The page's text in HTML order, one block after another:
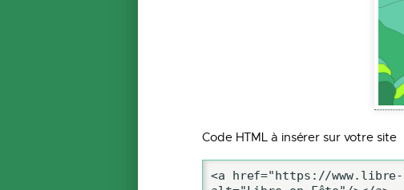
Code HTML à insérer sur votre site
<a href="https://www.libre-